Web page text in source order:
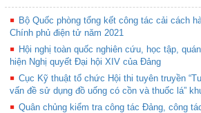
Bộ Quốc phòng tổng kết công tác cải cách
Chính phủ điện tử năm 2021
Hội nghị toàn quốc nghiên cứu, học tập,
hiện Nghị quyết Đại hội XIV của Đảng
Cục Kỹ thuật tổ chức Hội thi tuyên truyền
vấn đề sử dụng đồ uống có cồn và thuốc lá”
Quân chủng kiểm tra công tác Đảng, công